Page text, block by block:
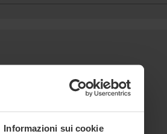
Informazioni sui cookie